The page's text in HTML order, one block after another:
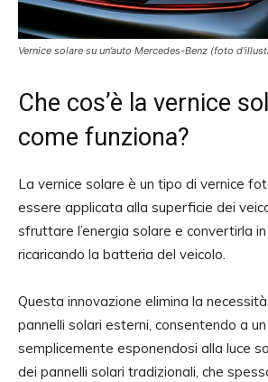
Vernice solare su un’auto Mercedes-Benz (foto
Che cos’è la vernice
come funziona?
La vernice solare è un tipo di vernice
essere applicata alla superficie dei
sfruttare l’energia solare e convertirla
ricaricando la batteria del veicolo.
Questa innovazione elimina la
pannelli solari esterni, consentendo a
semplicemente esponendosi alla luce
dei pannelli solari tradizionali, che